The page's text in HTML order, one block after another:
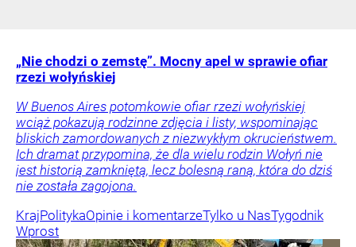
„Nie chodzi o zemstę”. Mocny apel w sprawie ofiar
rzezi wołyńskiej
W Buenos Aires potomkowie ofiar rzezi wołyńskiej
wciąż pokazują rodzinne zdjęcia i listy, wspominając
bliskich zamordowanych z niezwykłym okrucieństwem.
Ich dramat przypomina, że dla wielu rodzin Wołyń nie
jest historią zamkniętą, lecz bolesną raną, która do dziś
nie została zagojona.
KrajPolitykaOpinie i komentarzeTylko u NasTygodnik
Wprost